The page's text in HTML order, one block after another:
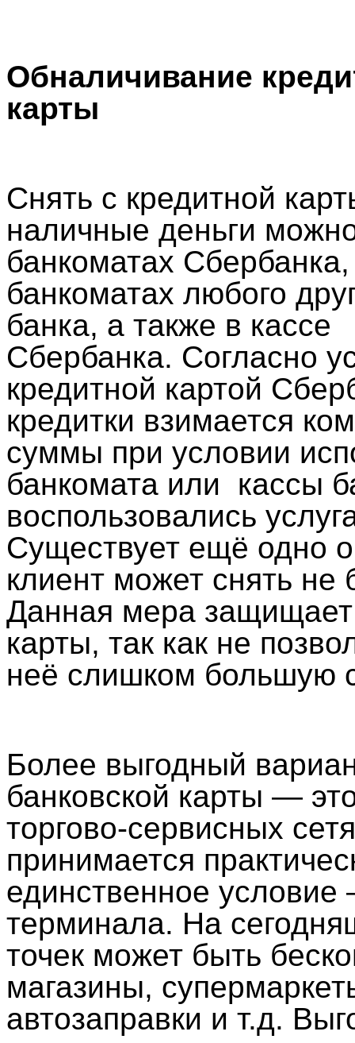
Обналичивание
карты
Снять с кредитной
наличные деньги
банкоматах
банкоматах любого
банка, а также в кассе
Сбербанка. Согласно
кредитной картой
кредитки взимается
суммы при условии
банкомата или
кассы
воспользовались
Существует ещё одно
клиент может снять не
Данная мера
карты, так как не
неё слишком большую
Более выгодный
банковской карты —
торгово-сервисных
принимается
единственное условие
терминала. На
точек может быть
магазины,
автозаправки и т.д.